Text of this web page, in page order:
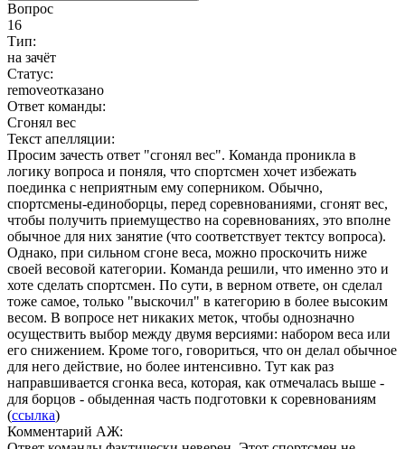
Вопрос
16
Тип:
на зачёт
Статус:
removeотказано
Ответ команды:
Сгонял вес
Текст апелляции:
Просим зачесть ответ "сгонял вес". Команда проникла в
логику вопроса и поняля, что спортсмен хочет избежать
поединка с неприятным ему соперником. Обычно,
спортсмены-единоборцы, перед соревнованиями, сгонят вес,
чтобы получить приемущество на соревнованиях, это вполне
обычное для них занятие (что соответствует тектсу вопроса).
Однако, при сильном сгоне веса, можно проскочить ниже
своей весовой категории. Команда решили, что именно это и
хоте сделать спортсмен. По сути, в верном ответе, он сделал
тоже самое, только "выскочил" в категорию в более высоким
весом. В вопросе нет никаких меток, чтобы однозначно
осуществить выбор между двумя версиями: набором веса или
его снижением. Кроме того, говориться, что он делал обычное
для него действие, но более интенсивно. Тут как раз
направшивается сгонка веса, которая, как отмечалась выше -
для борцов - обыденная часть подготовки к соревнованиям
(ссылка)
Комментарий АЖ: